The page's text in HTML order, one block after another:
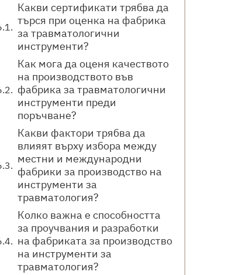
Какви сертификати трябва да
търся при оценка на фабрика
за травматологични
инструменти?
Как мога да оценя качеството
на производството във
фабрика за травматологични
инструменти преди
поръчване?
Какви фактори трябва да
влияят върху избора между
местни и международни
фабрики за производство на
инструменти за
травматология?
Колко важна е способността
за проучвания и разработки
на фабриката за производство
на инструменти за
травматология?